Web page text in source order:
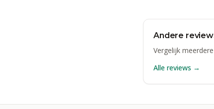
Andere
Vergelijk
Alle reviews →